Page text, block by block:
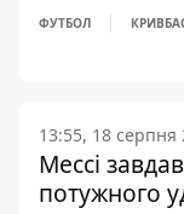
ФУТБОЛ
13:55, 18 серпня
Мессі
потужного